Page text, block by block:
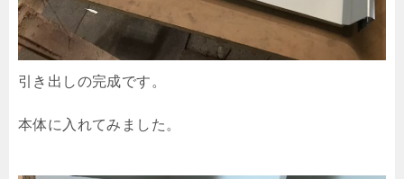
引き出しの完成です。
本体に入れてみました。